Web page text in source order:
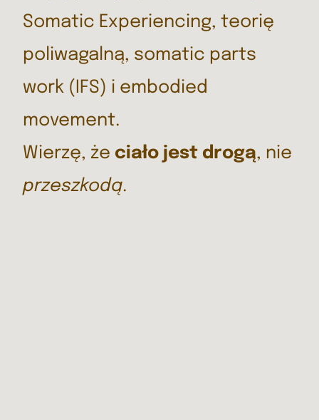
Somatic Experiencing, teorię
poliwagalną, somatic parts
work (IFS) i embodied
movement.
Wierzę, że ciało jest drogą, nie
przeszkodą.